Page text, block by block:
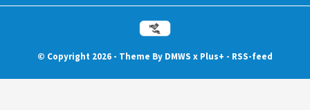
© Copyright 2026 - Theme By DMWS x Plus+ - RSS-feed